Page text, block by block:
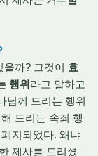
까? 그것이 효
행위라고 말하고
님께 드리는 행위
드리는 속죄 행
지되었다. 왜냐
제사를 드리셨